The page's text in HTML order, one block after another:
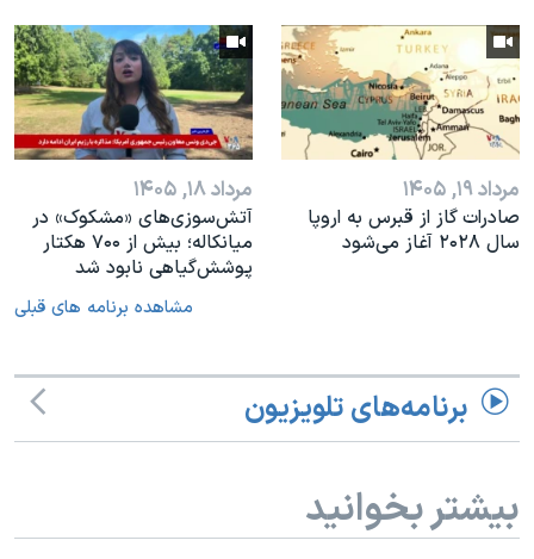
مرداد ۱۹, ۱۴۰۵
صادرات گاز از قبرس به اروپا
سال ۲۰۲۸ آغاز می‌شود
مرداد ۱۸, ۱۴۰۵
آتش‌سوزی‌های «مشکوک» در
میانکاله؛ بیش از ۷۰۰ هکتار
پوشش‌گیاهی نابود شد
مشاهده برنامه های قبلی
برنامه‌های تلویزیون
بیشتر بخوانید